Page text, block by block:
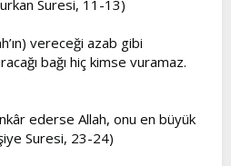
Suresi, 11-13)
vereceği azab gibi
bağı hiç kimse vuramaz.
ederse Allah, onu en büyük
Suresi, 23-24)